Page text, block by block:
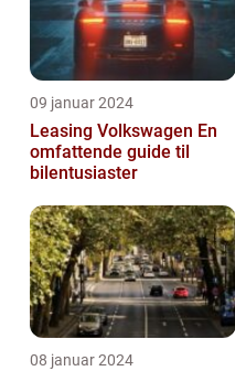
09 januar 2024
Leasing Volkswagen En
omfattende guide til
bilentusiaster
08 januar 2024